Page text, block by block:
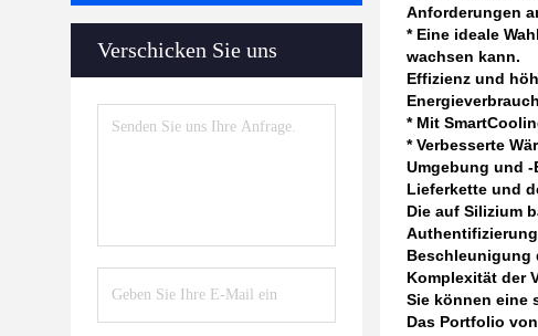
Verschicken Sie uns
Anforderungen
* Eine ideale
wachsen kann.
Effizienz und
* Mit
* Verbesserte
Umgebung und -
Lieferkette und
Die auf Silizium
Beschleunigung
Komplexität der
Sie können eine
Das Portfolio